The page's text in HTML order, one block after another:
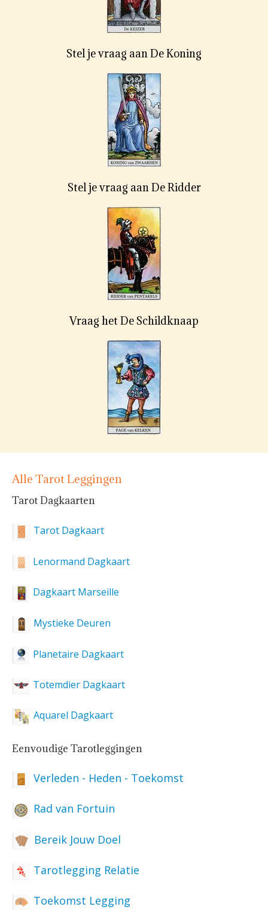
Stel je vraag aan De Koning
Stel je vraag aan De Ridder
Vraag het De Schildknaap
Alle Tarot Leggingen
Tarot Dagkaarten
Tarot Dagkaart
Lenormand Dagkaart
Dagkaart Marseille
Mystieke Deuren
Planetaire Dagkaart
Totemdier Dagkaart
Aquarel Dagkaart
Eenvoudige Tarotleggingen
Verleden - Heden - Toekomst
Rad van Fortuin
Bereik Jouw Doel
Tarotlegging Relatie
Toekomst Legging